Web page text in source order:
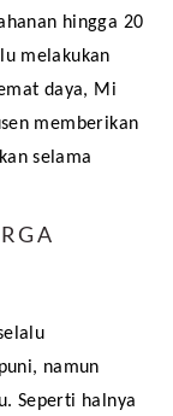
hingga 20
melakukan
daya, Mi
memberikan
selama
namun